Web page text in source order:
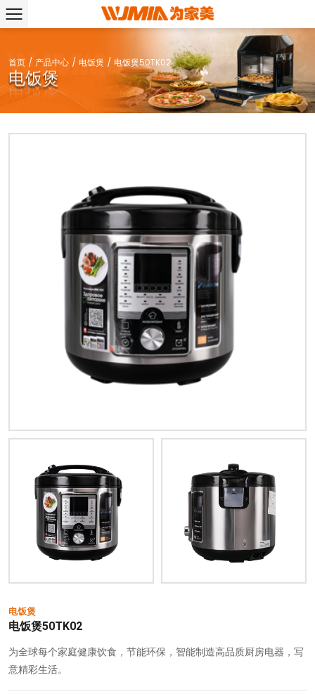
首页 / 产品中心 / 电饭煲 / 电饭煲50TK02
电饭煲
电饭煲
电饭煲50TK02
为全球每个家庭健康饮食，节能环保，智能制造高品质厨房电器，写
意精彩生活。